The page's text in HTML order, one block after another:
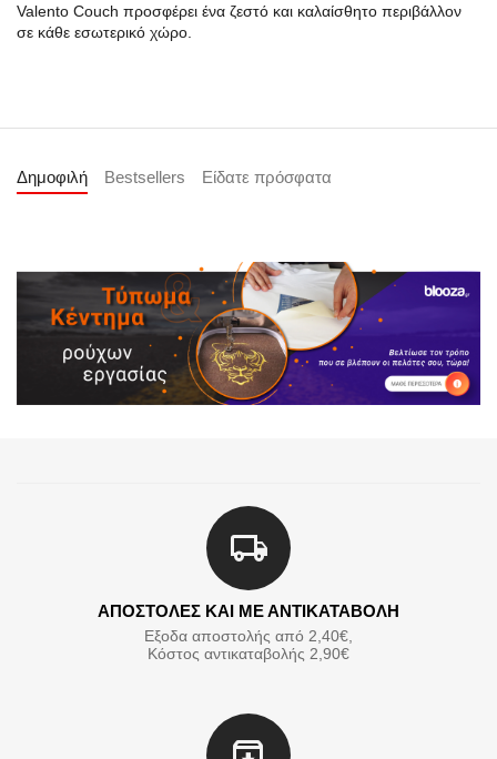
Valento Couch προσφέρει ένα ζεστό και καλαίσθητο περιβάλλον
σε κάθε εσωτερικό χώρο.
Δημοφιλή Bestsellers Είδατε πρόσφατα
ΑΠΟΣΤΟΛΕΣ ΚΑΙ ΜΕ ΑΝΤΙΚΑΤΑΒΟΛΗ
Εξοδα αποστολής από 2,40€,
Κόστος αντικαταβολής 2,90€